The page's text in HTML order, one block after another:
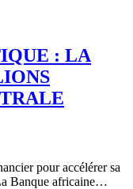
: LA
pour accélérer sa
Banque africaine…